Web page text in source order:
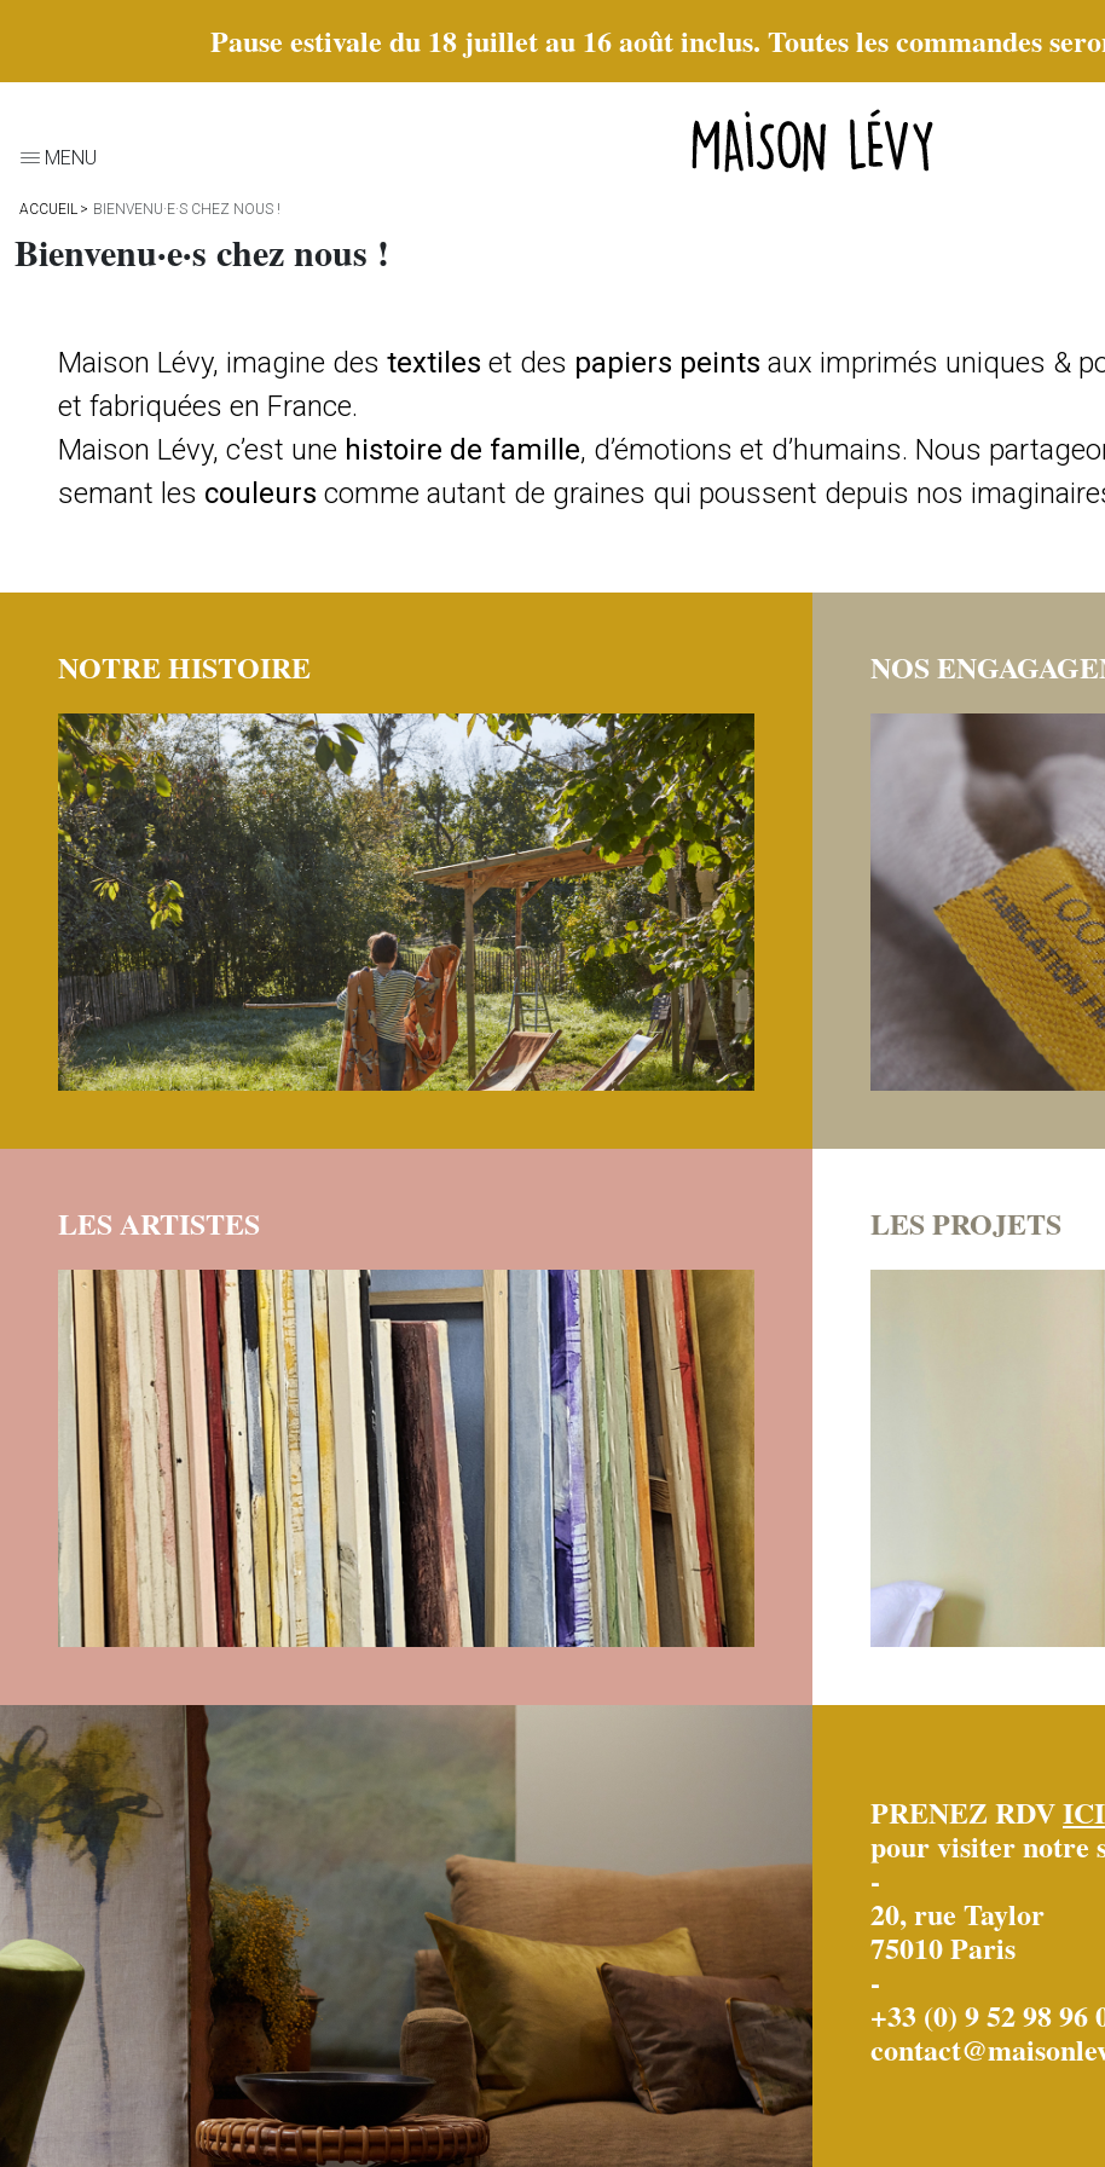
Pause estivale du 18 juillet au 16 août inclus. Toutes les commandes
MENU
ACCUEIL BIENVENU·E·S CHEZ NOUS !
Bienvenu·e·s chez nous !
Maison Lévy, imagine des textiles et des papiers peints aux imprimés uniques &
et fabriquées en France.
Maison Lévy, c’est une histoire de famille, d’émotions et d’humains. Nous
semant les couleurs comme autant de graines qui poussent depuis nos
NOTRE HISTOIRE NOS
LES ARTISTES LES PROJETS
PRENEZ RDVICI
pour visiter notre
-
20, rue Taylor
75010 Paris
-
+33 (0) 9 52 98 96